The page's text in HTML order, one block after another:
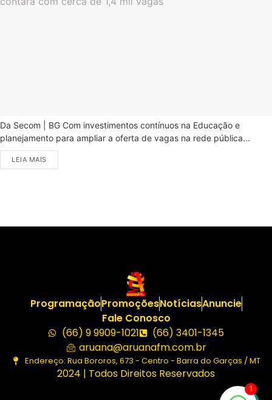
Da Secom | BG Com investimentos contínuos na Educação e
planejamento para ampliar a oferta de vagas na rede pública...
LEIA MAIS
ProgramaçãoPromoçõesNotíciasAnuncie
Fale Conosco
(66) 9 9909-1021
(66) 3401-1345
aruana@aruanafm.com.br
Endereço: Rua Bororos, 673 - Centro - Barra do Garças / MT
2024 | Todos Direitos Reservados
1